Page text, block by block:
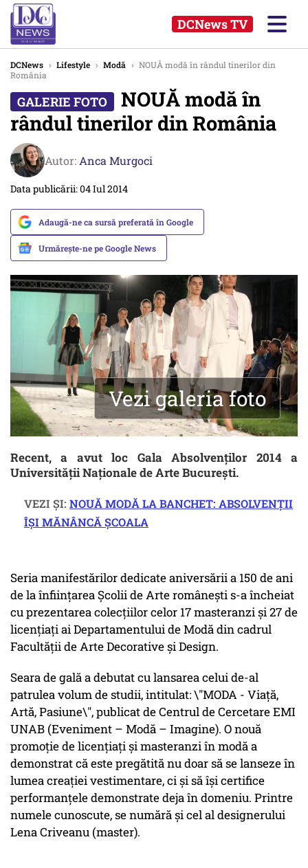
DCNews TV
DCNews › Lifestyle › Modă › NOUĂ modă în rândul tinerilor din
România
NOUĂ modă în
rândul tinerilor din România
Autor: Anca Murgoci
Data publicării: 04 Iul 2014
Adaugă-ne ca sursă preferată în Google
Urmărește-ne pe Google News
Vezi galeria foto
Recent, a avut loc Gala Absolvenților 2014 a
Universității Naționale de Arte București.
VEZI ȘI: NOUĂ MODĂ LA BANCHET: ABSOLVENȚII
ÎȘI MĂNÂNCĂ ȘCOALA
Seria manifestărilor dedicate aniversării a 150 de ani
de la înființarea Școlii de Arte românești s-a încheiat
cu prezentarea colecțiilor celor 17 masteranzi și 27 de
licențiați ai Departamentului de Modă din cadrul
Facultății de Arte Decorative și Design.
Seara de gală a debutat cu lansarea celui de-al
patrulea volum de studii, intitulat: \"MODA - Viață,
Artă, Pasiune\", publicat de Centrul de Cercetare EMI
UNAB (Eveniment – Modă – Imagine). O nouă
promoție de licențiați și masteranzi în modă a
demonstrat că este pregătită nu doar să se lanseze în
lumea creației vestimentare, ci și să își certifice
performanțele demonstrate deja în domeniu. Printre
numele cunoscute, se numără și cel al designerului
Lena Criveanu (master).